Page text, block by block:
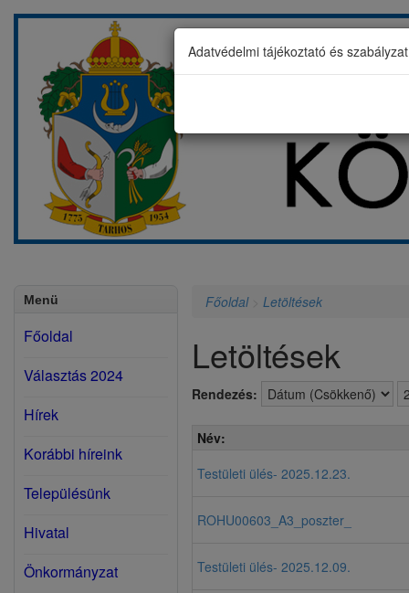
Menü
Főoldal
Választás 2024
Hírek
Korábbi híreink
Településünk
Hivatal
Önkormányzat
Főoldal> Letöltések
Letöltések
Rendezés:
Név:
Testületi ülés- 2025.12.23.
ROHU00603_A3_poszter_
Testületi ülés- 2025.12.09.
Adatvédelmi tájékoztató és